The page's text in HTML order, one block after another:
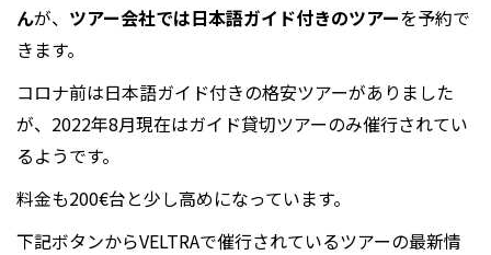
んが、 ツアー会社では日本語ガイド付きのツアーを予約で
きます。
コロナ前は日本語ガイド付きの格安ツアーがありました
が、2022年8月現在はガイド貸切ツアーのみ催行されてい
るようです。
料金も200€台と少し高めになっています。
下記ボタンからVELTRAで催行されているツアーの最新情